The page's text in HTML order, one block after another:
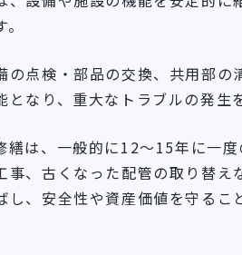
の点検・部品の交換、共用部
となり、重大なトラブルの発生
繕は、一般的に12〜15年に一
事、古くなった配管の取り替え
、安全性や資産価値を守るこ